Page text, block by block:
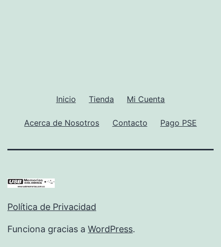
Inicio Tienda Mi Cuenta
Acerca de Nosotros Contacto Pago PSE
Política de Privacidad
Funciona gracias a WordPress.